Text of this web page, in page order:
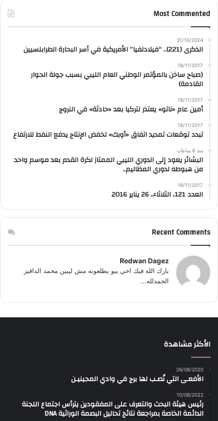
Most Commented
31/10/2024
الذكرى (221).. “فيلادلفيا” الأمريكية في أسر البحارة الطرابلسيين
18/11/2017
(صباح ساخن بالمؤتمر الوطني العام الليبي بسبب جولة الحوار
القادمة)
18/11/2017
أمين عام «ناتو» يعتذر لتركيا بعد «حادثة» في النروج
18/11/2017
تبدد توقعات تمديد اتفاق «أوبك» لخفض الإنتاج يدفع النفط للارتفاع
منذ 6 ساعات
البشائر يعود إلى الدوري الليبي الممتاز لكرة القدم بعد موسم واحد
من هبوطه لدوري المظاليم..
18/11/2017
العدد 121، الثلاثاء، 26 يناير 2016
Recent Comments
Redwan Dagez
بارك الله فيك اخي يبو يطلعونه مش ليبين محمد الداقيز
الحمدلله...
الأكثر مشاهدة
26/08/2020
الأفعـى التي نُصـب لها برج في وادي المجينيـن
10/08/2022
رئيس هيئة البحث والتعرف على المفقودين يترأس اجتماع اللجنة
الدائمة الخاصة بمراجعة نتائج تحاليل البصمة الوراثية DNA